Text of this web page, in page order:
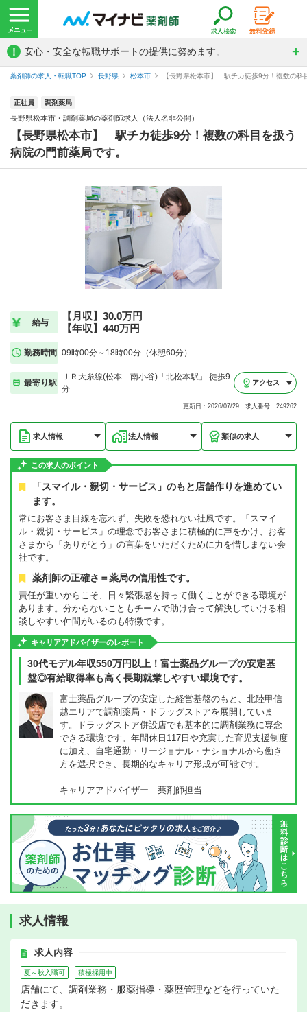
! 安心・安全な転職サポートの提供に努めます。
薬剤師の求人・転職TOP 長野県 松本市 【長野県松本市】 駅チカ徒歩9分！複数の
正社員 調剤薬局
長野県松本市・調剤薬局の薬剤師求人（法人名非公開）
【長野県松本市】 駅チカ徒歩9分！複数の科目を扱う
病院の門前薬局です。
給与
【月収】30.0万円
【年収】440万円
勤務時間 09時00分～18時00分（休憩60分）
最寄り駅
ＪＲ大糸線(松本－南小谷)「北松本駅」 徒歩9
分
アクセス
更新日：2026/07/29 求人番号：249262
求人情報 法人情報 類似の求人
この求人のポイント
「スマイル・親切・サービス」のもと店舗作りを進めてい
ます。
常にお客さま目線を忘れず、失敗を恐れない社風です。「スマイ
ル・親切・サービス」の理念でお客さまに積極的に声をかけ、お客
さまから「ありがとう」の言葉をいただくために力を惜しまない会
社です。
薬剤師の正確さ＝薬局の信用性です。
責任が重いからこそ、日々緊張感を持って働くことができる環境が
あります。分からないこともチームで助け合って解決していける相
談しやすい仲間がいるのも特徴です。
キャリアアドバイザーのレポート
30代モデル年収550万円以上！富士薬品グループの安定基
盤◎有給取得率も高く長期就業しやすい環境です。
富士薬品グループの安定した経営基盤のもと、北陸甲信
越エリアで調剤薬局・ドラッグストアを展開していま
す。ドラッグストア併設店でも基本的に調剤業務に専念
できる環境です。年間休日117日や充実した育児支援制度
に加え、自宅通勤・リージョナル・ナショナルから働き
方を選択でき、長期的なキャリア形成が可能です。
キャリアアドバイザー 薬剤師担当
求人情報
求人内容
夏～秋入職可 積極採用中
店舗にて、調剤業務・服薬指導・薬歴管理などを行っていた
だきます。